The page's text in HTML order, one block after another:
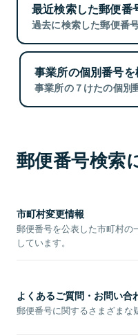
最近検索した郵便番
過去に検索した郵便番
事業所の個別番号を
事業所の７けたの個別
郵便番号検索
市町村変更情報
郵便番号を公表した市町村
しています。
よくあるご質問・お問い合
郵便番号に関するさまざまな